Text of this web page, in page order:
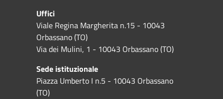
Uffici
Viale Regina Margherita n.15 - 10043
Orbassano (TO)
Via dei Mulini, 1 - 10043 Orbassano (TO)
Sede istituzionale
Piazza Umberto I n.5 - 10043 Orbassano
(TO)